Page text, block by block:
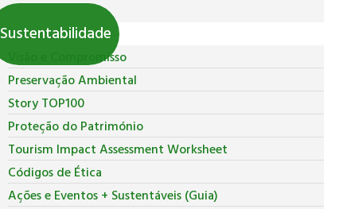
Polícia Municipal
Sustentabilidade
Visão e Compromisso
Preservação Ambiental
Story TOP100
Proteção do Património
Tourism Impact Assessment Worksheet
Códigos de Ética
Ações e Eventos + Sustentáveis (Guia)